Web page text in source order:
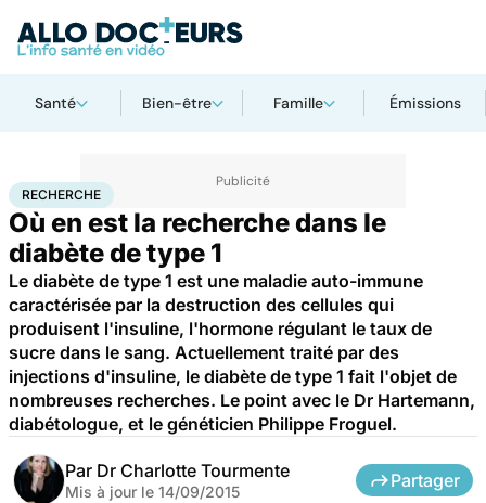
Santé Bien-être Famille Émissions
AccueilSantéMaladies Recherche
RECHERCHE
Où en est la recherche dans le
diabète de type 1
Le diabète de type 1 est une maladie auto-immune
caractérisée par la destruction des cellules qui
produisent l'insuline, l'hormone régulant le taux de
sucre dans le sang. Actuellement traité par des
injections d'insuline, le diabète de type 1 fait l'objet de
nombreuses recherches. Le point avec le Dr Hartemann,
diabétologue, et le généticien Philippe Froguel.
Par Dr Charlotte Tourmente
Mis à jour le 14/09/2015
Partager